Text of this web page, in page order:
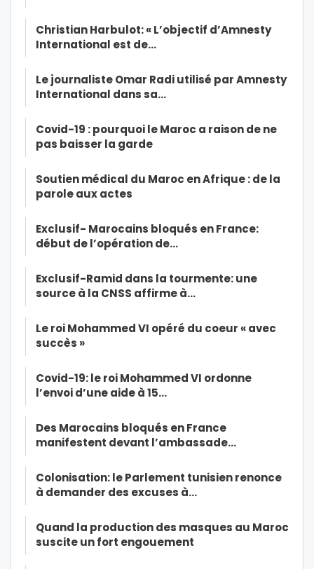
Christian Harbulot: « L’objectif d’Amnesty
International est de…
Le journaliste Omar Radi utilisé par Amnesty
International dans sa…
Covid-19 : pourquoi le Maroc a raison de ne
pas baisser la garde
Soutien médical du Maroc en Afrique : de la
parole aux actes
Exclusif- Marocains bloqués en France:
début de l’opération de…
Exclusif-Ramid dans la tourmente: une
source à la CNSS affirme à…
Le roi Mohammed VI opéré du coeur « avec
succès »
Covid-19: le roi Mohammed VI ordonne
l’envoi d’une aide à 15…
Des Marocains bloqués en France
manifestent devant l’ambassade…
Colonisation: le Parlement tunisien renonce
à demander des excuses à…
Quand la production des masques au Maroc
suscite un fort engouement